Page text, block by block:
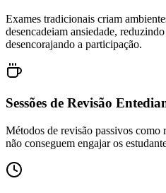
Exames tradicionais criam
desencadeiam ansiedade,
desencorajando a participação.
Sessões de Revisão
Métodos de revisão passivos como
não conseguem engajar os